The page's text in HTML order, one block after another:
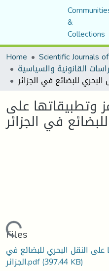
&
Collections
Home
وتطبيقاتها على
في الجزائر
Loading...
Files
على النقل البحري للبضائع في
الجزائر.pdf(397.44 KB)